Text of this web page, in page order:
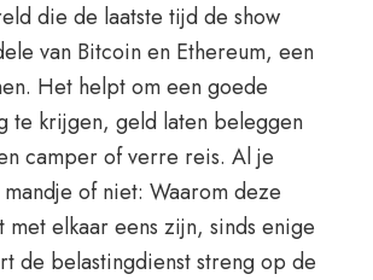
die de laatste tijd de show
van Bitcoin en Ethereum, een
Het helpt om een goede
te krijgen, geld laten beleggen
camper of verre reis. Al je
of niet: Waarom deze
met elkaar eens zijn, sinds enige
de belastingdienst streng op de